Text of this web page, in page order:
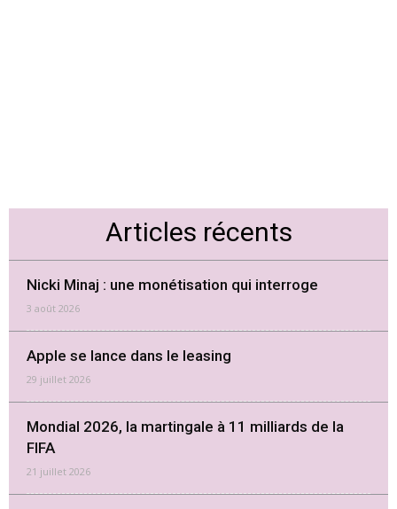
Articles récents
Nicki Minaj : une monétisation qui interroge
3 août 2026
Apple se lance dans le leasing
29 juillet 2026
Mondial 2026, la martingale à 11 milliards de la
FIFA
21 juillet 2026